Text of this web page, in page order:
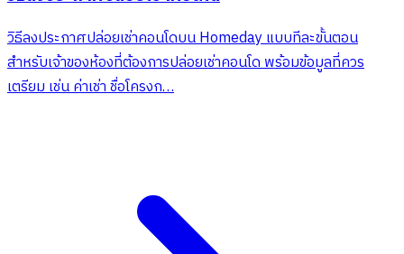
วิธีลงประกาศปล่อยเช่าคอนโดบน Homeday แบบทีละขั้นตอน
สำหรับเจ้าของห้องที่ต้องการปล่อยเช่าคอนโด พร้อมข้อมูลที่ควร
เตรียม เช่น ค่าเช่า ชื่อโครงก…